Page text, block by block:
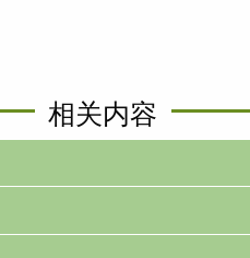
相关内容